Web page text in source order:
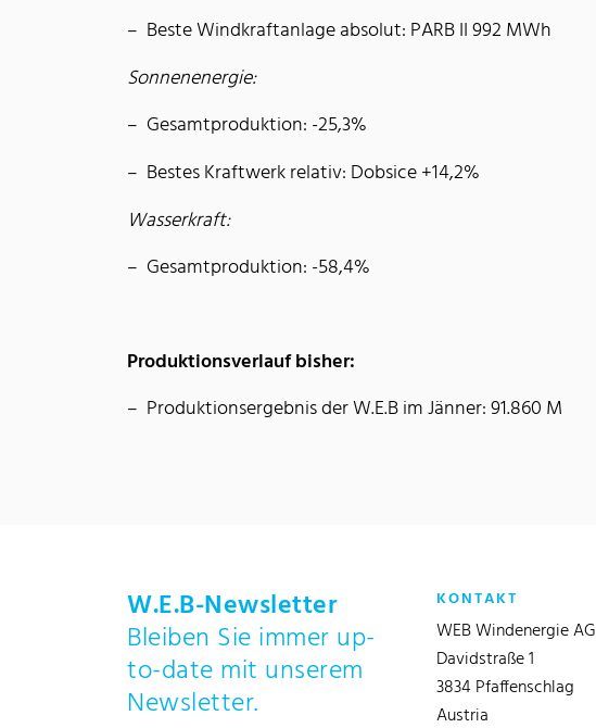
Beste Windkraftanlage absolut: PARB II 992 MWh
Sonnenenergie:
Gesamtproduktion: -25,3%
Bestes Kraftwerk relativ: Dobsice +14,2%
Wasserkraft:
Gesamtproduktion: -58,4%
Produktionsverlauf bisher:
Produktionsergebnis der W.E.B im Jänner: 91.860 M
W.E.B-Newsletter
Bleiben Sie immer up-
to-date mit unserem
Newsletter.
KONTAKT
WEB Windenergie AG
Davidstraße 1
3834 Pfaffenschlag
Austria